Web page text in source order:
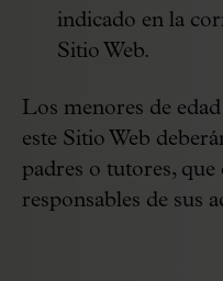
indicado en la
Sitio Web.
Los menores de
este Sitio Web
padres o tutores, que
responsables de sus